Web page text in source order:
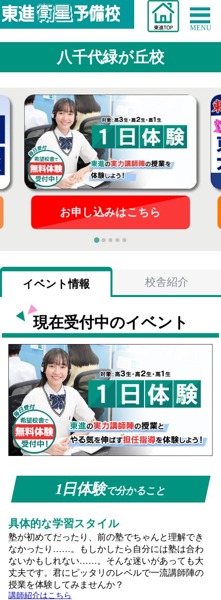
MENU
八千代緑が丘校
お申し込みはこちら
イベント情報 校舎紹介
現在受付中のイベント
1日体験で分かること
具体的な学習スタイル
塾が初めてだったり、前の塾でちゃんと理解でき
なかったり……。もしかしたら自分には塾は合わ
ないかもしれない……。そんな迷いがあっても大
丈夫です。君にピッタリのレベルで一流講師陣の
授業を体験してみませんか？
講師紹介はこちら